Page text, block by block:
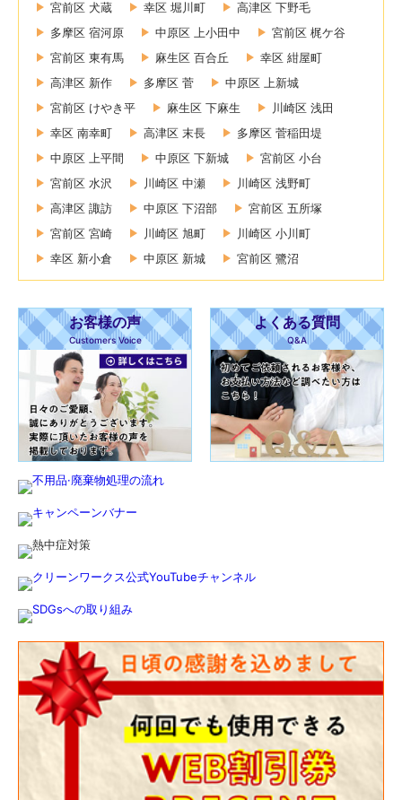
宮前区 犬蔵 幸区 堀川町
高津区 下野毛
多摩区 宿河原
中原区 上小田中
宮前区 梶ケ谷
宮前区 東有馬
麻生区 百合丘
幸区 紺屋町
高津区 新作
多摩区 菅
中原区 上新城
宮前区 けやき平
麻生区 下麻生
川崎区 浅田
幸区 南幸町
高津区 末長
多摩区 菅稲田堤
中原区 上平間
中原区 下新城
宮前区 小台
宮前区 水沢
川崎区 中瀬
川崎区 浅野町
高津区 諏訪
中原区 下沼部
宮前区 五所塚
宮前区 宮崎
川崎区 旭町
川崎区 小川町
幸区 新小倉
中原区 新城 宮前区 鷺沼
お客様の声
Customers Voice
よくある質問
Q&A